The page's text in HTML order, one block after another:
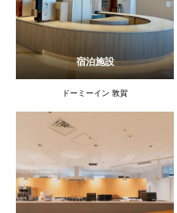
宿泊施設
ドーミーイン 敦賀